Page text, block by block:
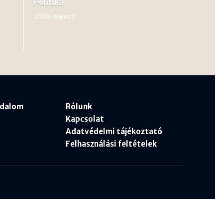
2026. május 9
Rólunk
Kapcsolat
Adatvédelmi tájékoztató
Felhasználási feltételek